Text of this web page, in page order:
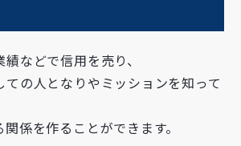
などで信用を売り、
ての人となりやミッションを知って
係を作ることができます。